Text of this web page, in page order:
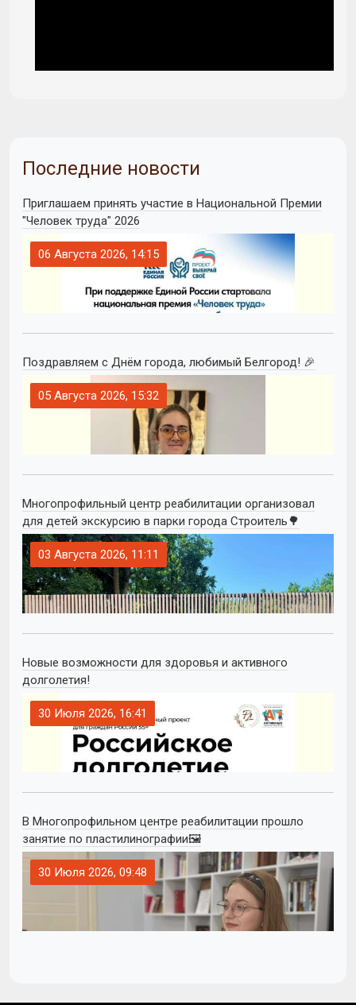
Последние новости
Приглашаем принять участие в Национальной Премии
"Человек труда" 2026
06 Августа 2026, 14:15
Поздравляем с Днём города, любимый Белгород! 🎉
05 Августа 2026, 15:32
Многопрофильный центр реабилитации организовал
для детей экскурсию в парки города Строитель🌳
03 Августа 2026, 11:11
Новые возможности для здоровья и активного
долголетия!
30 Июля 2026, 16:41
В Многопрофильном центре реабилитации прошло
занятие по пластилинографии🖼
30 Июля 2026, 09:48